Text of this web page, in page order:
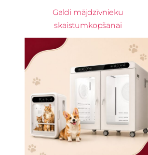
Galdi mājdzīvnieku
skaistumkopšanai